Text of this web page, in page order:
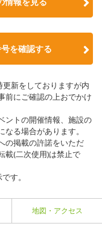
を確認する
新をしておりますが内
前にご確認の上おでかけ
ントの開催情報、施設の
る場合があります。
の掲載の許諾をいただ
載(二次使用)は禁止で
す。
地図・アクセス